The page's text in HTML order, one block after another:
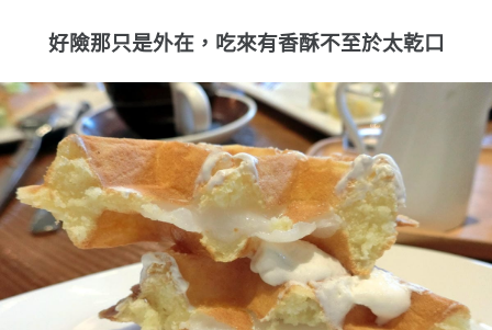
好險那只是外在，吃來有香酥不至於太乾口